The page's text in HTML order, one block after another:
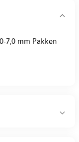
7,0 mm Pakken